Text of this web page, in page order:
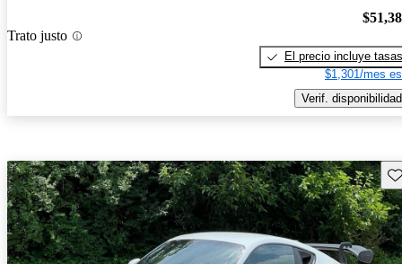
Trato justo
El precio incluye tasas
$1,301/mes
Verif. disponibilidad